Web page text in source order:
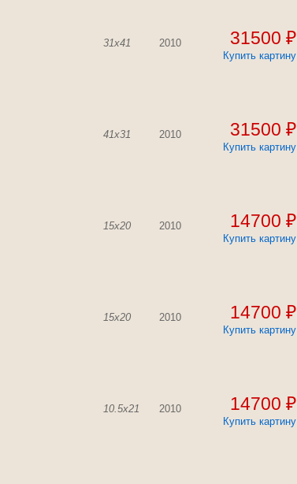
31x41 2010 31500 ₽
Купить картину
41x31 2010 31500 ₽
Купить картину
15x20 2010 14700 ₽
Купить картину
15x20 2010 14700 ₽
Купить картину
10.5x21 2010 14700 ₽
Купить картину